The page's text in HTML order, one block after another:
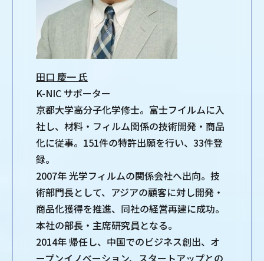
田口 慶一 氏
K-NIC サポーター
京都大学高分子化学修士。富士フイルムに入
社し、材料・フィルム関係の技術開発・商品
化に従事。151件の特許出願を行い、33件登
録。
2007年 光学フィルムの関係会社へ出向。技
術部門長として、アジアの顧客に対し開発・
商品化獲得を推進、同社の経営再建に成功。
本社の部長・主席研究員となる。
2014年 帰任し、中国でのビジネス創出、オ
ープンイノベーション、スタートアップとの